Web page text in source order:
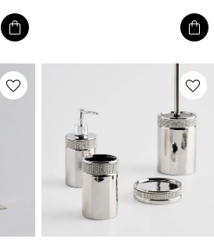
shopping_bag shopping_bag
favorite favorite